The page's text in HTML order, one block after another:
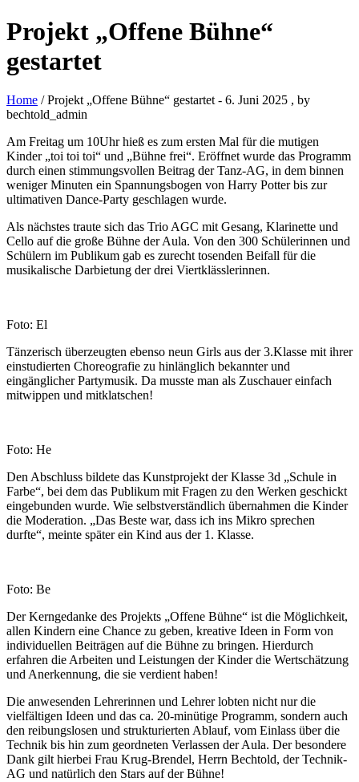
Projekt „Offene Bühne“
gestartet
Home / Projekt „Offene Bühne“ gestartet- 6. Juni 2025 , by
bechtold_admin
Am Freitag um 10Uhr hieß es zum ersten Mal für die mutigen
Kinder „toi toi toi“ und „Bühne frei“. Eröffnet wurde das Programm
durch einen stimmungsvollen Beitrag der Tanz-AG, in dem binnen
weniger Minuten ein Spannungsbogen von Harry Potter bis zur
ultimativen Dance-Party geschlagen wurde.
Als nächstes traute sich das Trio AGC mit Gesang, Klarinette und
Cello auf die große Bühne der Aula. Von den 300 Schülerinnen und
Schülern im Publikum gab es zurecht tosenden Beifall für die
musikalische Darbietung der drei Viertklässlerinnen.
Foto: El
Tänzerisch überzeugten ebenso neun Girls aus der 3.Klasse mit ihrer
einstudierten Choreografie zu hinlänglich bekannter und
eingänglicher Partymusik. Da musste man als Zuschauer einfach
mitwippen und mitklatschen!
Foto: He
Den Abschluss bildete das Kunstprojekt der Klasse 3d „Schule in
Farbe“, bei dem das Publikum mit Fragen zu den Werken geschickt
eingebunden wurde. Wie selbstverständlich übernahmen die Kinder
die Moderation. „Das Beste war, dass ich ins Mikro sprechen
durfte“, meinte später ein Kind aus der 1. Klasse.
Foto: Be
Der Kerngedanke des Projekts „Offene Bühne“ ist die Möglichkeit,
allen Kindern eine Chance zu geben, kreative Ideen in Form von
individuellen Beiträgen auf die Bühne zu bringen. Hierdurch
erfahren die Arbeiten und Leistungen der Kinder die Wertschätzung
und Anerkennung, die sie verdient haben!
Die anwesenden Lehrerinnen und Lehrer lobten nicht nur die
vielfältigen Ideen und das ca. 20-minütige Programm, sondern auch
den reibungslosen und strukturierten Ablauf, vom Einlass über die
Technik bis hin zum geordneten Verlassen der Aula. Der besondere
Dank gilt hierbei Frau Krug-Brendel, Herrn Bechtold, der Technik-
AG und natürlich den Stars auf der Bühne!